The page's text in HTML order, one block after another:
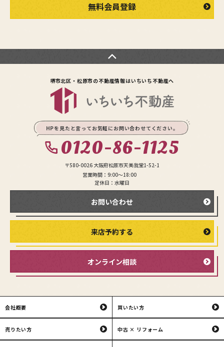
無料会員登録
堺市北区・松原市の不動産情報はいちいち不動産へ
HPを見たと言ってお気軽にお問い合わせてください。
0120-86-1125
〒580-0026 大阪府松原市天美我堂1-52-1
営業時間：9:00〜18:00
定休日：水曜日
お問い合わせ
来店予約する
オンライン相談
会社概要 買いたい方
売りたい方 中古 × リフォーム